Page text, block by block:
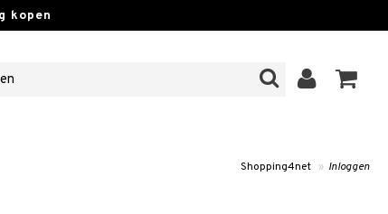
Shopping4net » Inloggen